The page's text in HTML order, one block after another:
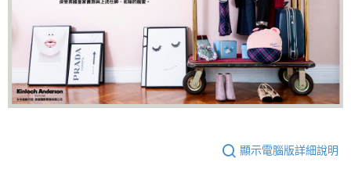
顯示電腦版詳細說明